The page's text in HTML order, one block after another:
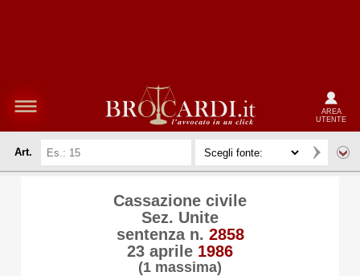
AREA
UTENTE
Art.
Cassazione civile
Sez. Unite
sentenza n. 2858
23 aprile 1986
(1 massima)